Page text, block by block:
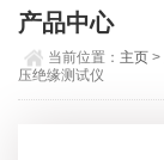
产品中心
当前位置： 主页 >
压绝缘测试仪